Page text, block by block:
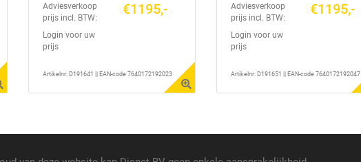
Adviesverkoop
prijs incl. BTW:
€1195,-
Login voor uw
prijs
Artikelnr: D191641 || EAN-code 7640172192023
Adviesverkoop
prijs incl. BTW:
€1195,-
Login voor uw
prijs
Artikelnr: D191651 || EAN-code 7640172192047